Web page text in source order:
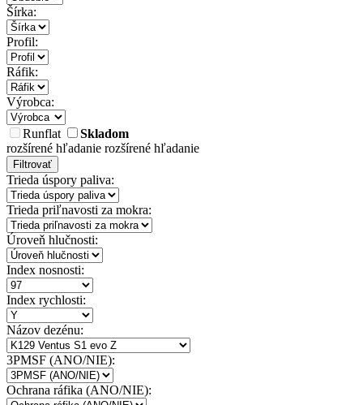
Šírka:
Profil:
Ráfik:
Výrobca:
Runflat
Skladom
rozšírené hľadanie rozšírené hľadanie
Filtrovať
Trieda úspory paliva:
Trieda priľnavosti za mokra:
Úroveň hlučnosti:
Index nosnosti:
Index rychlosti:
Názov dezénu:
3PMSF (ANO/NIE):
Ochrana ráfika (ANO/NIE):